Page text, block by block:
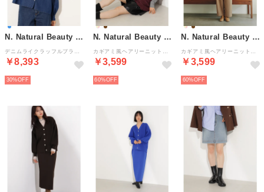
N. Natural Beauty Basic*
￥8,393
30%
N. Natural Beauty Basic*
￥3,599
60%
N. Natural Beauty Basic*
￥3,599
60%